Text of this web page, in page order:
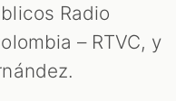
Radio
– RTVC, y